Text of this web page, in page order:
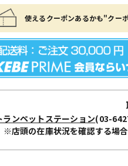
使えるクーポンあるかも"クー
ランペットステーション(03-
※店頭の在庫状況を確認する場